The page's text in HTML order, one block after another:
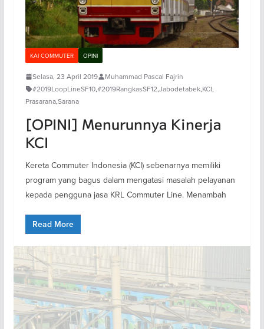
KAI COMMUTER OPINI
Selasa, 23 April 2019
Muhammad Pascal Fajrin
#2019LoopLineSF10,#2019RangkasSF12,Jabodetabek,KCI,
Prasarana,Sarana
[OPINI] Menurunnya Kinerja
KCI
Kereta Commuter Indonesia (KCI) sebenarnya memiliki
program yang bagus dalam mengatasi masalah pelayanan
kepada pengguna jasa KRL Commuter Line. Menambah
Read More